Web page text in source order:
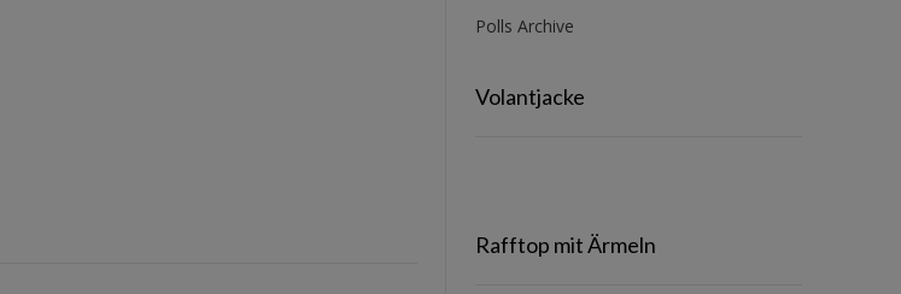
Polls Archive
Volantjacke
Rafftop mit Ärmeln